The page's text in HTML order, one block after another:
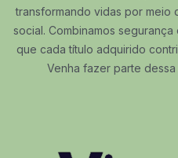
transformando vidas por meio
social. Combinamos
que cada título adquirido
Venha fazer parte